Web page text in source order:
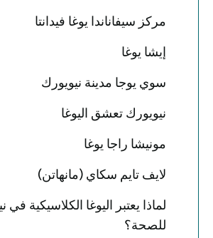
مركز سيفاناندا يوغا فيدانتا
إيشا يوغا
سوي يوجا مدينة نيويورك
نيويورك تعشق اليوغا
مونيشا راجا يوغا
لايف تايم سكاي (مانهاتن)
لماذا يعتبر اليوغا الكلاسيكية في
للصحة؟